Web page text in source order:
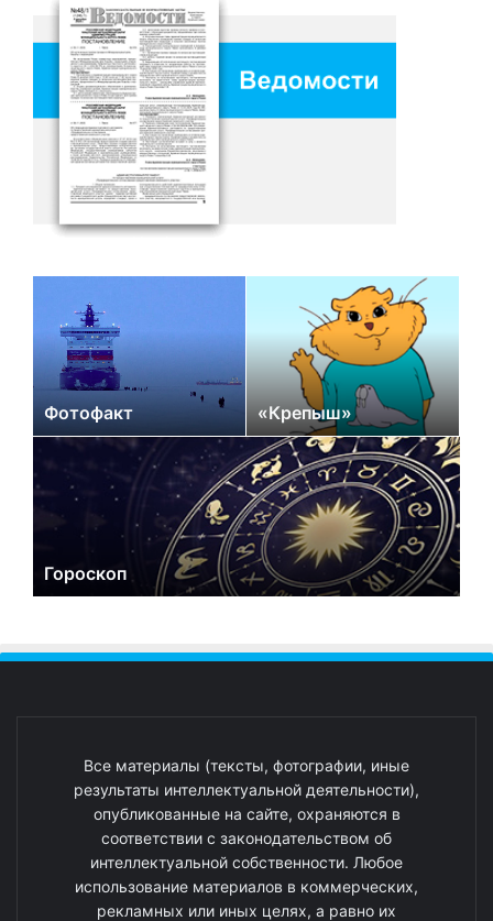
Фотофакт «Крепыш»
Гороскоп
Все материалы (тексты, фотографии, иные
результаты интеллектуальной деятельности),
опубликованные на сайте, охраняются в
соответствии с законодательством об
интеллектуальной собственности. Любое
использование материалов в коммерческих,
рекламных или иных целях, а равно их